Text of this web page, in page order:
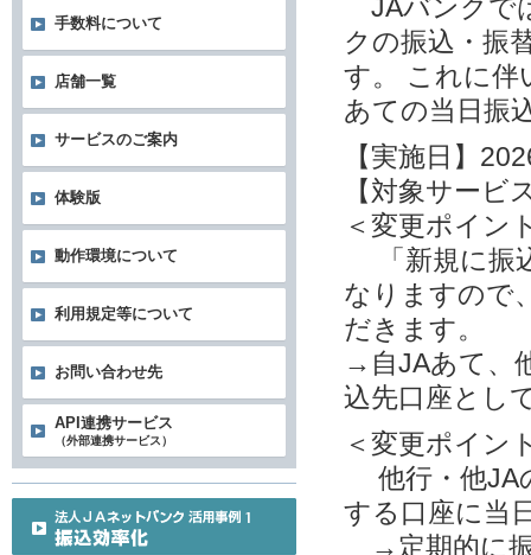
JAバンクで
クの振込・振
す。 これに伴
あての当日振
【実施日】
【対象サービ
＜変更ポイン
「新規に振
なりますので
だきます。
→自JAあて、
込先口座とし
＜変更ポイン
他行・他JA
する口座に当
→定期的に振
手数料について
店舗一覧
サービスのご案内
体験版
動作環境について
利用規定等について
お問い合わせ先
API連携サービス
（外部連携サービス）